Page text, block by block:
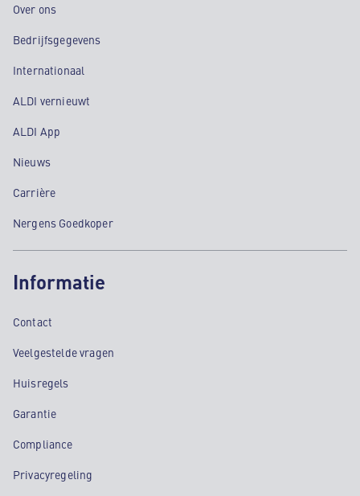
Over ons
Bedrijfsgegevens
Internationaal
ALDI vernieuwt
ALDI App
Nieuws
Carrière
Nergens Goedkoper
Informatie
Contact
Veelgestelde vragen
Huisregels
Garantie
Compliance
Privacyregeling